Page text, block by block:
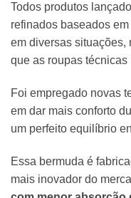
Todos produtos
refinados baseados
em diversas situações,
que as roupas técnicas
Foi empregado novas
em dar mais conforto
um perfeito equilíbrio
Essa bermuda é
mais inovador do